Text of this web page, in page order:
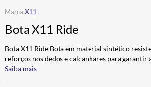
X11
Bota X11 Ride
Bota X11 Ride Bota em material sintético
reforços nos dedos e calcanhares para garantir
Saiba mais
4º ÓCULOS SOLAR
5º LUVA
6º BAU
7º CALÇA
8º ALPINESTAR